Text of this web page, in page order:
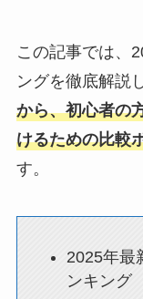
この記事では、
ングを徹底解説し
から、初心者の
けるための比較
す。
2025年最
ンキング